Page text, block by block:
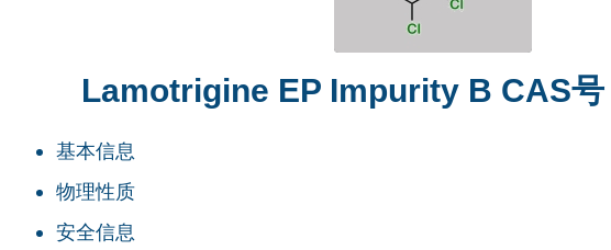
Lamotrigine EP Impurity B CAS号
基本信息
物理性质
安全信息